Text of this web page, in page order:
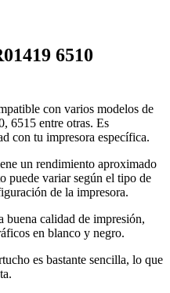
6510
con varios modelos de
6515 entre otras. Es
con tu impresora específica.
un rendimiento aproximado
puede variar según el tipo de
de la impresora.
buena calidad de impresión,
en blanco y negro.
es bastante sencilla, lo que